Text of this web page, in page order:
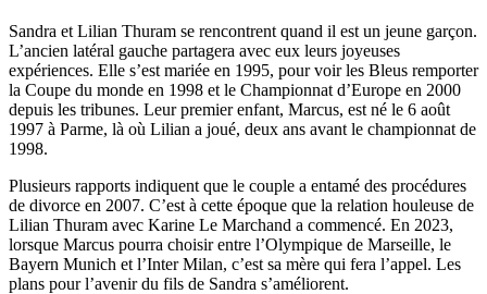
Sandra et Lilian Thuram se rencontrent quand il est un jeune garçon.
L’ancien latéral gauche partagera avec eux leurs joyeuses
expériences. Elle s’est mariée en 1995, pour voir les Bleus remporter
la Coupe du monde en 1998 et le Championnat d’Europe en 2000
depuis les tribunes. Leur premier enfant, Marcus, est né le 6 août
1997 à Parme, là où Lilian a joué, deux ans avant le championnat de
1998.
Plusieurs rapports indiquent que le couple a entamé des procédures
de divorce en 2007. C’est à cette époque que la relation houleuse de
Lilian Thuram avec Karine Le Marchand a commencé. En 2023,
lorsque Marcus pourra choisir entre l’Olympique de Marseille, le
Bayern Munich et l’Inter Milan, c’est sa mère qui fera l’appel. Les
plans pour l’avenir du fils de Sandra s’améliorent.